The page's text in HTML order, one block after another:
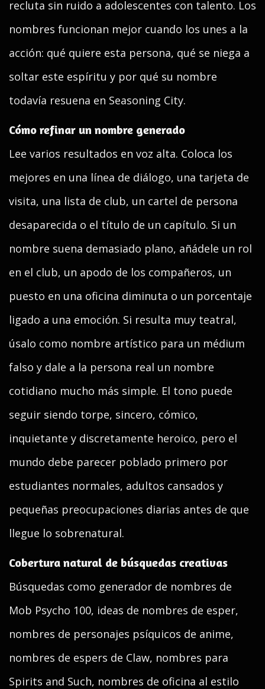
recluta sin ruido a adolescentes con talento. Los
nombres funcionan mejor cuando los unes a la
acción: qué quiere esta persona, qué se niega a
soltar este espíritu y por qué su nombre
todavía resuena en Seasoning City.
Cómo refinar un nombre generado
Lee varios resultados en voz alta. Coloca los
mejores en una línea de diálogo, una tarjeta de
visita, una lista de club, un cartel de persona
desaparecida o el título de un capítulo. Si un
nombre suena demasiado plano, añádele un rol
en el club, un apodo de los compañeros, un
puesto en una oficina diminuta o un porcentaje
ligado a una emoción. Si resulta muy teatral,
úsalo como nombre artístico para un médium
falso y dale a la persona real un nombre
cotidiano mucho más simple. El tono puede
seguir siendo torpe, sincero, cómico,
inquietante y discretamente heroico, pero el
mundo debe parecer poblado primero por
estudiantes normales, adultos cansados y
pequeñas preocupaciones diarias antes de que
llegue lo sobrenatural.
Cobertura natural de búsquedas creativas
Búsquedas como generador de nombres de
Mob Psycho 100, ideas de nombres de esper,
nombres de personajes psíquicos de anime,
nombres de espers de Claw, nombres para
Spirits and Such, nombres de oficina al estilo